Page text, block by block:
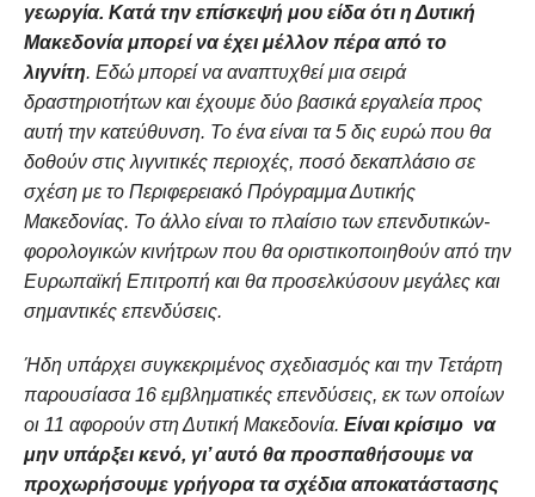
γεωργία. Κατά την επίσκεψή μου είδα ότι η Δυτική
Μακεδονία μπορεί να έχει μέλλον πέρα από το
λιγνίτη. Εδώ μπορεί να αναπτυχθεί μια σειρά
δραστηριοτήτων και έχουμε δύο βασικά εργαλεία προς
αυτή την κατεύθυνση. Το ένα είναι τα 5 δις ευρώ που θα
δοθούν στις λιγνιτικές περιοχές, ποσό δεκαπλάσιο σε
σχέση με το Περιφερειακό Πρόγραμμα Δυτικής
Μακεδονίας. Το άλλο είναι το πλαίσιο των επενδυτικών-
φορολογικών κινήτρων που θα οριστικοποιηθούν από την
Ευρωπαϊκή Επιτροπή και θα προσελκύσουν μεγάλες και
σημαντικές επενδύσεις.
Ήδη υπάρχει συγκεκριμένος σχεδιασμός και την Τετάρτη
παρουσίασα 16 εμβληματικές επενδύσεις, εκ των οποίων
οι 11 αφορούν στη Δυτική Μακεδονία. Είναι κρίσιμο να
μην υπάρξει κενό, γι’ αυτό θα προσπαθήσουμε να
προχωρήσουμε γρήγορα τα σχέδια αποκατάστασης